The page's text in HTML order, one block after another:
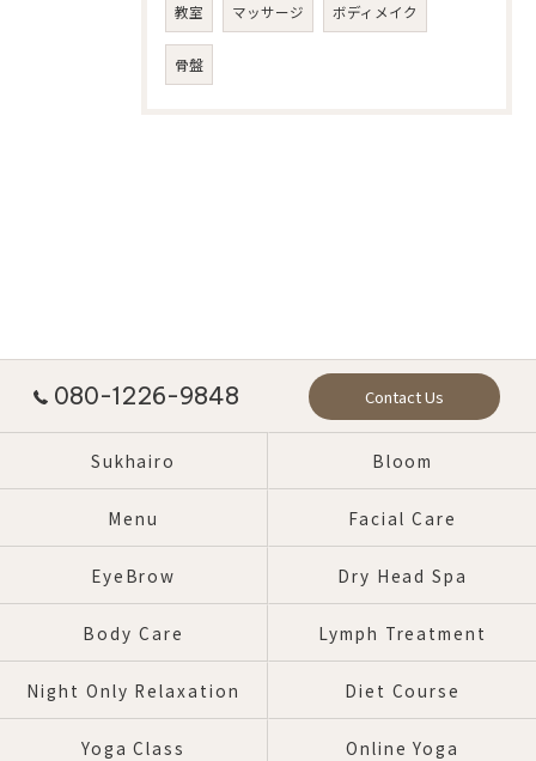
教室 マッサージ ボディメイク
骨盤
080-1226-9848 Contact Us
Sukhairo Bloom
Menu Facial Care
EyeBrow Dry Head Spa
Body Care Lymph Treatment
Night Only Relaxation Diet Course
Yoga Class Online Yoga